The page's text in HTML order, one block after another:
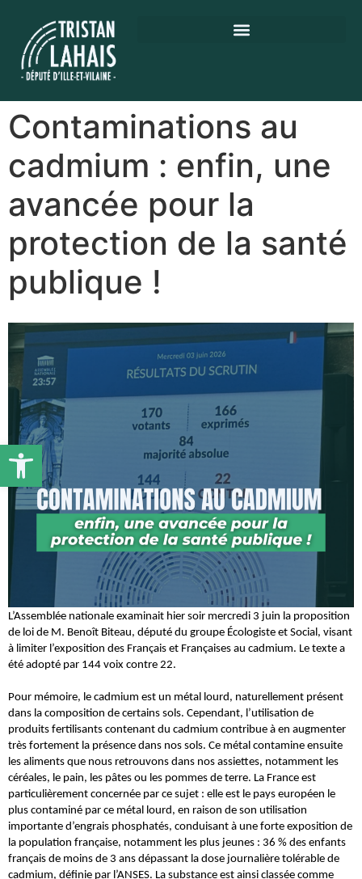
Ouvrir la barre d’outils
Contaminations au
cadmium : enfin, une
avancée pour la
protection de la santé
publique !
L’Assemblée nationale examinait hier soir mercredi 3 juin la proposition
de loi de M. Benoît Biteau, député du groupe Écologiste et Social, visant
à limiter l’exposition des Français et Françaises au cadmium. Le texte a
été adopté par 144 voix contre 22.
Pour mémoire, le cadmium est un métal lourd, naturellement présent
dans la composition de certains sols. Cependant, l’utilisation de
produits fertilisants contenant du cadmium contribue à en augmenter
très fortement la présence dans nos sols. Ce métal contamine ensuite
les aliments que nous retrouvons dans nos assiettes, notamment les
céréales, le pain, les pâtes ou les pommes de terre. La France est
particulièrement concernée par ce sujet : elle est le pays européen le
plus contaminé par ce métal lourd, en raison de son utilisation
importante d’engrais phosphatés, conduisant à une forte exposition de
la population française, notamment les plus jeunes : 36 % des enfants
français de moins de 3 ans dépassant la dose journalière tolérable de
cadmium, définie par l’ANSES. La substance est ainsi classée comme